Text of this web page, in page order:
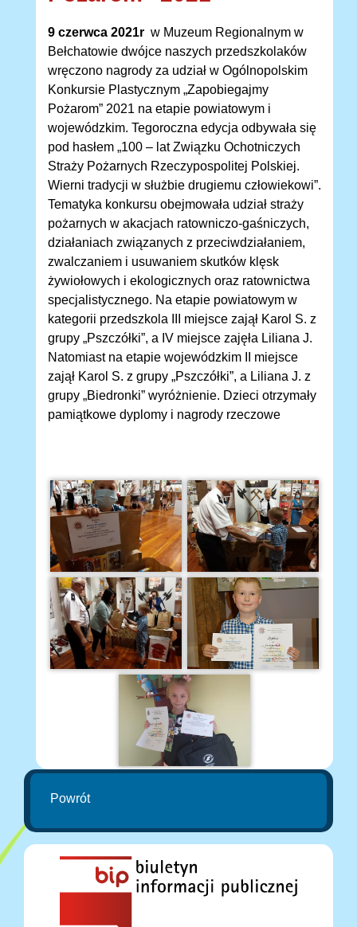
9 czerwca 2021r w Muzeum Regionalnym w
Bełchatowie dwójce naszych przedszkolaków
wręczono nagrody za udział w Ogólnopolskim
Konkursie Plastycznym „Zapobiegajmy
Pożarom” 2021 na etapie powiatowym i
wojewódzkim. Tegoroczna edycja odbywała się
pod hasłem „100 – lat Związku Ochotniczych
Straży Pożarnych Rzeczypospolitej Polskiej.
Wierni tradycji w służbie drugiemu człowiekowi”.
Tematyka konkursu obejmowała udział straży
pożarnych w akacjach ratowniczo-gaśniczych,
działaniach związanych z przeciwdziałaniem,
zwalczaniem i usuwaniem skutków klęsk
żywiołowych i ekologicznych oraz ratownictwa
specjalistycznego. Na etapie powiatowym w
kategorii przedszkola III miejsce zajął Karol S. z
grupy „Pszczółki”, a IV miejsce zajęła Liliana J.
Natomiast na etapie wojewódzkim II miejsce
zajął Karol S. z grupy „Pszczółki”, a Liliana J. z
grupy „Biedronki” wyróżnienie. Dzieci otrzymały
pamiątkowe dyplomy i nagrody rzeczowe
Powrót